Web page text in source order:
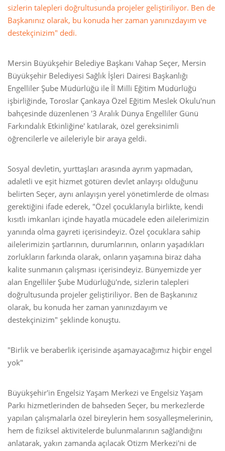
sizlerin talepleri doğrultusunda projeler geliştiriliyor. Ben de
Başkanınız olarak, bu konuda her zaman yanınızdayım ve
destekçinizim" dedi.
Mersin Büyükşehir Belediye Başkanı Vahap Seçer, Mersin
Büyükşehir Belediyesi Sağlık İşleri Dairesi Başkanlığı
Engelliler Şube Müdürlüğü ile İl Milli Eğitim Müdürlüğü
işbirliğinde, Toroslar Çankaya Özel Eğitim Meslek Okulu'nun
bahçesinde düzenlenen '3 Aralık Dünya Engelliler Günü
Farkındalık Etkinliğine' katılarak, özel gereksinimli
öğrencilerle ve aileleriyle bir araya geldi.
Sosyal devletin, yurttaşları arasında ayrım yapmadan,
adaletli ve eşit hizmet götüren devlet anlayışı olduğunu
belirten Seçer, aynı anlayışın yerel yönetimlerde de olması
gerektiğini ifade ederek, "Özel çocuklarıyla birlikte, kendi
kısıtlı imkanları içinde hayatla mücadele eden ailelerimizin
yanında olma gayreti içerisindeyiz. Özel çocuklara sahip
ailelerimizin şartlarının, durumlarının, onların yaşadıkları
zorlukların farkında olarak, onların yaşamına biraz daha
kalite sunmanın çalışması içerisindeyiz. Bünyemizde yer
alan Engelliler Şube Müdürlüğü'nde, sizlerin talepleri
doğrultusunda projeler geliştiriliyor. Ben de Başkanınız
olarak, bu konuda her zaman yanınızdayım ve
destekçinizim" şeklinde konuştu.
"Birlik ve beraberlik içerisinde aşamayacağımız hiçbir engel
yok"
Büyükşehir'in Engelsiz Yaşam Merkezi ve Engelsiz Yaşam
Parkı hizmetlerinden de bahseden Seçer, bu merkezlerde
yapılan çalışmalarla özel bireylerin hem sosyalleşmelerinin,
hem de fiziksel aktivitelerde bulunmalarının sağlandığını
anlatarak, yakın zamanda açılacak Otizm Merkezi'ni de